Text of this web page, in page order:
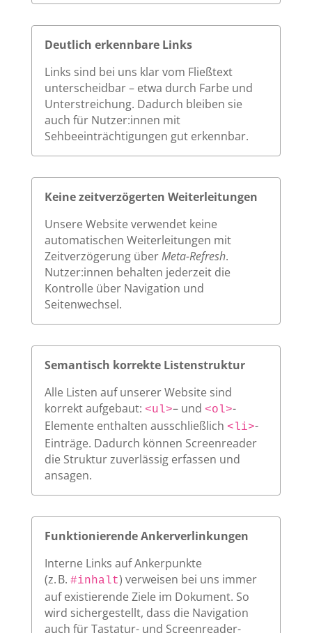
Deutlich erkennbare Links
Links sind bei uns klar vom Fließtext
unterscheidbar – etwa durch Farbe und
Unterstreichung. Dadurch bleiben sie
auch für Nutzer:innen mit
Sehbeeinträchtigungen gut erkennbar.
Keine zeitverzögerten Weiterleitungen
Unsere Website verwendet keine
automatischen Weiterleitungen mit
Zeitverzögerung überMeta-Refresh.
Nutzer:innen behalten jederzeit die
Kontrolle über Navigation und
Seitenwechsel.
Semantisch korrekte Listenstruktur
Alle Listen auf unserer Website sind
korrekt aufgebaut: <ul>– und <ol>-
Elemente enthalten ausschließlich <li>-
Einträge. Dadurch können Screenreader
die Struktur zuverlässig erfassen und
ansagen.
Funktionierende Ankerverlinkungen
Interne Links auf Ankerpunkte
(z. B. #inhalt) verweisen bei uns immer
auf existierende Ziele im Dokument. So
wird sichergestellt, dass die Navigation
auch für Tastatur- und Screenreader-